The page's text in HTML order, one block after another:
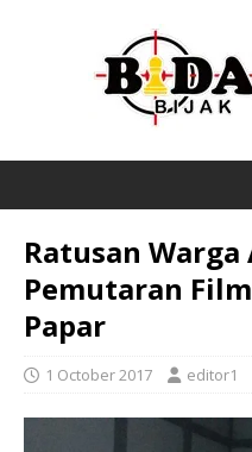
Ratusan
Pemutaran
Papar
1 October 2017 editor1